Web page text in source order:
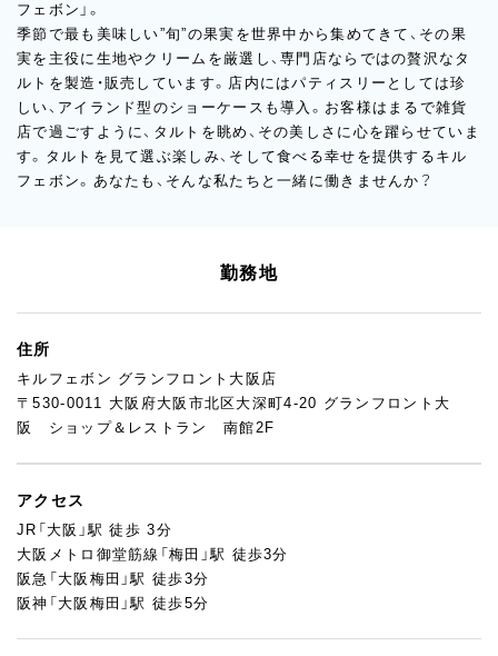
フェボン」。
季節で最も美味しい”旬”の果実を世界中から集めてきて、その果
実を主役に生地やクリームを厳選し、専門店ならではの贅沢なタ
ルトを製造・販売しています。店内にはパティスリーとしては珍
しい、アイランド型のショーケースも導入。お客様はまるで雑貨
店で過ごすように、タルトを眺め、その美しさに心を躍らせていま
す。タルトを見て選ぶ楽しみ、そして食べる幸せを提供するキル
フェボン。あなたも、そんな私たちと一緒に働きませんか？
勤務地
住所
キルフェボン グランフロント大阪店
〒530-0011 大阪府大阪市北区大深町4-20 グランフロント大
阪 ショップ＆レストラン 南館2F
アクセス
JR「大阪」駅 徒歩 3分
大阪メトロ御堂筋線「梅田」駅 徒歩3分
阪急「大阪梅田」駅 徒歩3分
阪神「大阪梅田」駅 徒歩5分